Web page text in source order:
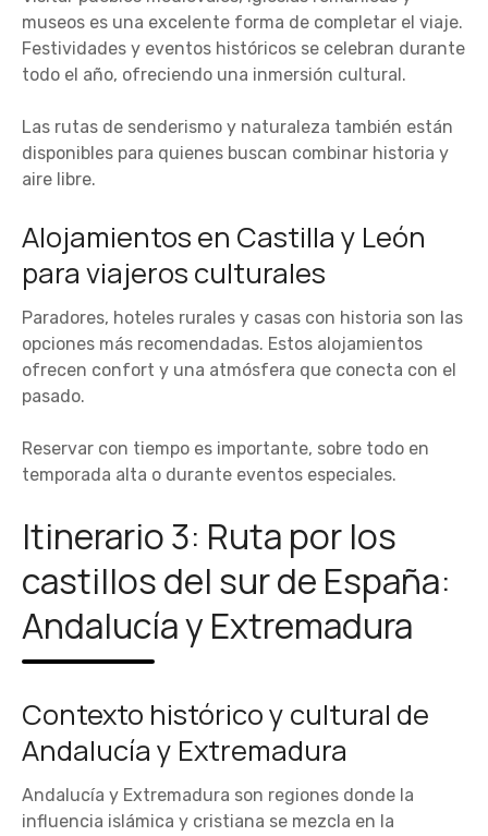
museos es una excelente forma de completar el viaje.
Festividades y eventos históricos se celebran durante
todo el año, ofreciendo una inmersión cultural.
Las rutas de senderismo y naturaleza también están
disponibles para quienes buscan combinar historia y
aire libre.
Alojamientos en Castilla y León
para viajeros culturales
Paradores, hoteles rurales y casas con historia son las
opciones más recomendadas. Estos alojamientos
ofrecen confort y una atmósfera que conecta con el
pasado.
Reservar con tiempo es importante, sobre todo en
temporada alta o durante eventos especiales.
Itinerario 3: Ruta por los
castillos del sur de España:
Andalucía y Extremadura
Contexto histórico y cultural de
Andalucía y Extremadura
Andalucía y Extremadura son regiones donde la
influencia islámica y cristiana se mezcla en la